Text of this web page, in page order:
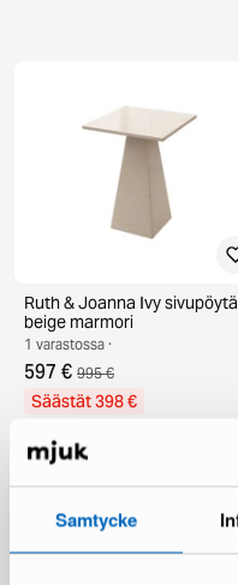
Samtycke
Ruth & Joanna Ivy sivupöytä
beige marmori
1 varastossa ·
597 € 995 €
Säästät 398 €